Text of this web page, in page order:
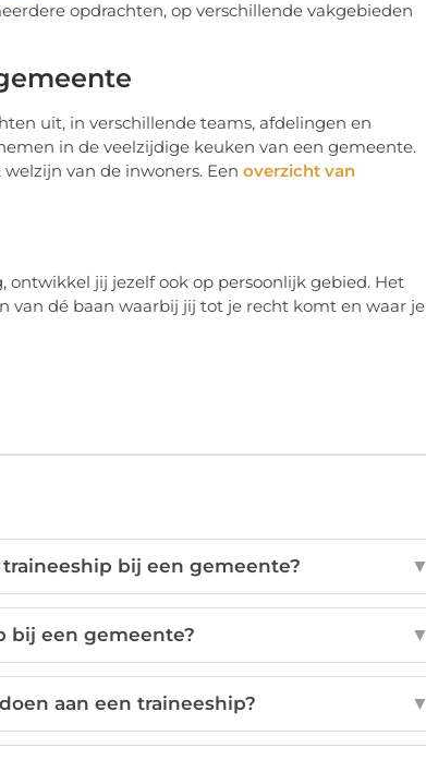
opdrachten, op verschillende vakgebieden
uit, in verschillende teams, afdelingen en
in de veelzijdige keuken van een gemeente.
van de inwoners. Een overzicht van
jij jezelf ook op persoonlijk gebied. Het
van dé baan waarbij jij tot je recht komt en waar je
bij een gemeente? ▼
bij een gemeente? ▼
aan een traineeship? ▼